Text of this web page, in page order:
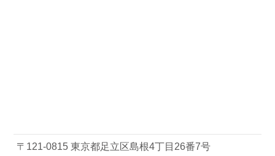
〒121-0815 東京都足立区島根4丁目26番7号